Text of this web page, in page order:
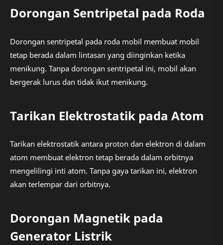
Dorongan Sentripetal pada Roda
Dorongan sentripetal pada roda mobil membuat mobil
tetap berada dalam lintasan yang diinginkan ketika
menikung. Tanpa dorongan sentripetal ini, mobil akan
bergerak lurus dan tidak ikut menikung.
Tarikan Elektrostatik pada Atom
Tarikan elektrostatik antara proton dan elektron di dalam
atom membuat elektron tetap berada dalam orbitnya
mengelilingi inti atom. Tanpa gaya tarikan ini, elektron
akan terlempar dari orbitnya.
Dorongan Magnetik pada
Generator Listrik